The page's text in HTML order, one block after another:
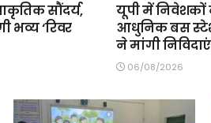
सौंदर्य,
भव्य ‘रिवर
यूपी में निवेशकों
आधुनिक बस
ने मांगी निविदाएं
06/08/2026